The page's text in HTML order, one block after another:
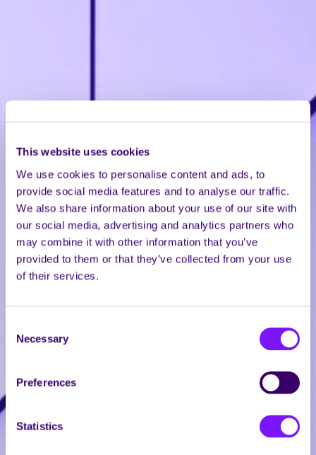
This website uses cookies
We use cookies to personalise content and ads, to
provide social media features and to analyse our traffic.
We also share information about your use of our site with
our social media, advertising and analytics partners who
may combine it with other information that you’ve
provided to them or that they’ve collected from your use
of their services.
Selection
Necessary
Preferences
Statistics